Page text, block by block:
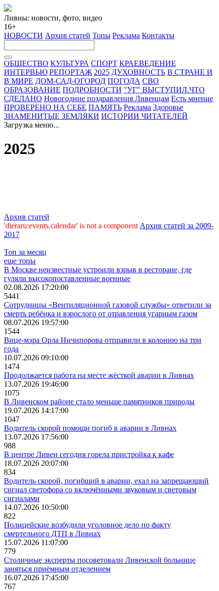
Ливны: новости, фото, видео
16+
НОВОСТИ Архив статей Топы Реклама Контакты
ОБЩЕСТВО КУЛЬТУРА СПОРТ КРАЕВЕДЕНИЕ
ИНТЕРВЬЮ РЕПОРТАЖ 2025 ДУХОВНОСТЬ В СТРАНЕ И
В МИРЕ ДОМ-САД-ОГОРОД ПОГОДА СВО
ОБРАЗОВАНИЕ ПОДРОБНОСТИ "УГ" ВЫСТУПИЛ.ЧТО
СДЕЛАНО Новогодние поздравления Ливенцам Есть мнение
ПРОВЕРЕНО НА СЕБЕ ПАМЯТЬ Реклама Здоровье
ЗНАМЕНИТЫЕ ЗЕМЛЯКИ ИСТОРИИ ЧИТАТЕЛЕЙ
Загрузка меню...
2025
Архив статей
'dieraru:events.calendar' is not a component Архив статей за 2009-
2017
Топ за месяц
еще топы
В Москве неизвестные устроили взрыв в ресторане, где
гуляли высокопоставленные военные
02.08.2026 17:20:00
5441
Сотрудницы «Вентиляционной газовой службы» ответили за
смерть ребёнка и взрослого от отравления угарным газом
08.07.2026 19:57:00
1544
Вице-мэра Орла Ничипорова отправили в колонию на три
года
10.07.2026 09:10:00
1474
Продолжается работа на месте жёсткой аварии в Ливнах
13.07.2026 19:46:00
1075
В Ливенском районе стало меньше памятников природы
19.07.2026 14:17:00
1047
Водитель скорой помощи погиб в аварии в Ливнах
13.07.2026 17:56:00
988
В центре Ливен сегодня горела пристройка к кафе
18.07.2026 20:07:00
834
Водитель скорой, погибший в аварии, ехал на запрещающий
сигнал светофора со включёнными звуковым и световым
сигналами
14.07.2026 10:50:00
822
Полицейские возбудили уголовное дело по факту
смертельного ДТП в Ливнах
15.07.2026 11:07:00
779
Столичные эксперты посоветовали Ливенской больнице
заняться приёмным отделением
16.07.2026 17:45:00
767